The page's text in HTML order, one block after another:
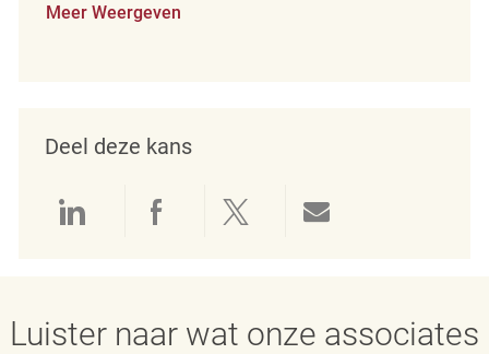
Meer Weergeven
Deel deze kans
Delen via LinkedIn
Delen via Facebook
Delen via twitter
Luister naar wat onze associates